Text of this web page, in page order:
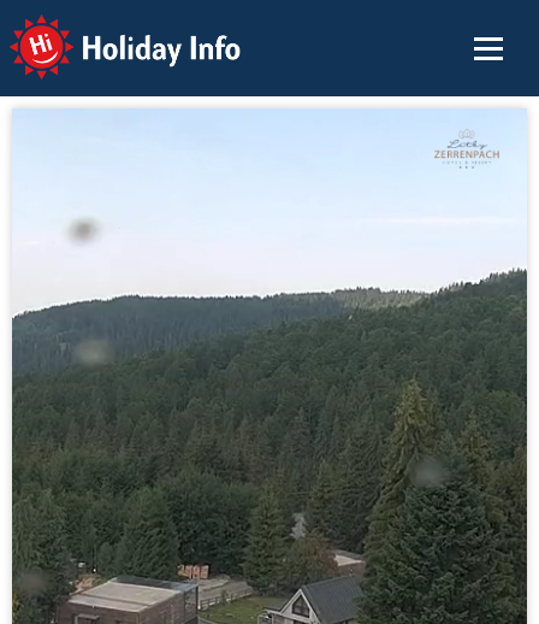
Holiday Info